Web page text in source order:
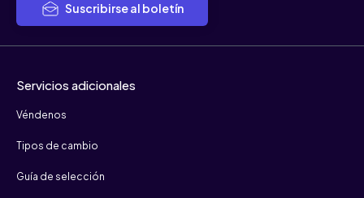
Suscribirse al boletín
Servicios adicionales
Véndenos
Tipos de cambio
Guía de selección